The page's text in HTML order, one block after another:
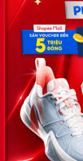
Công
Địa chỉ: Số 81, ngõ
Hoa, Quận
News.timviec.com.vn
nhân sự, nghề nghiệp
doanh nghiệp, nhân
cập nhật thông tin
KẾT NỐI